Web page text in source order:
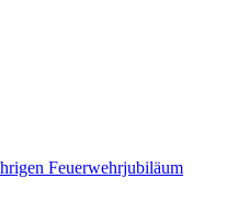
Feuerwehrjubiläum